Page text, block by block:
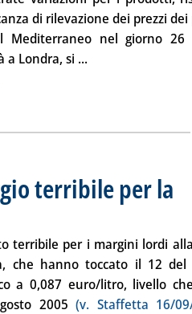
di rilevazione dei prezzi
Mediterraneo nel giorno 26
a Londra, si ...Leggi tutta la
terribile per la
terribile per i margini lordi
che hanno toccato il 12 del
a 0,087 euro/litro, livello
2005(v. Staffetta 16/